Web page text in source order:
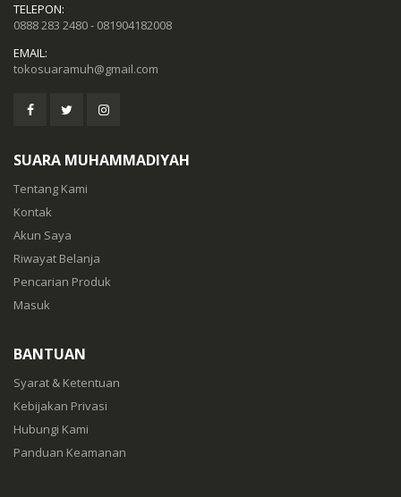
TELEPON:
0888 283 2480 - 081904182008
EMAIL:
tokosuaramuh@gmail.com
SUARA MUHAMMADIYAH
Tentang Kami
Kontak
Akun Saya
Riwayat Belanja
Pencarian Produk
Masuk
BANTUAN
Syarat & Ketentuan
Kebijakan Privasi
Hubungi Kami
Panduan Keamanan